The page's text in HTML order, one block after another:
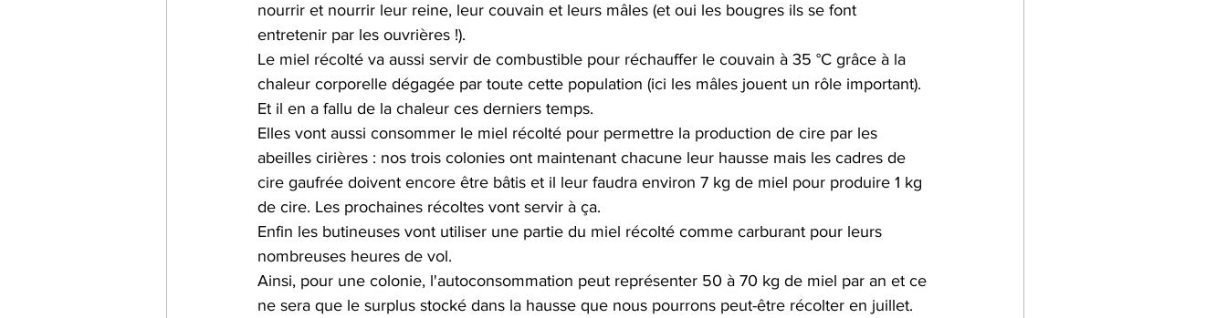
nourrir et nourrir leur reine, leur couvain et leurs mâles (et oui les bougres ils se font
entretenir par les ouvrières !).
Le miel récolté va aussi servir de combustible pour réchauffer le couvain à 35 °C grâce à la
chaleur corporelle dégagée par toute cette population (ici les mâles jouent un rôle important).
Et il en a fallu de la chaleur ces derniers temps.
Elles vont aussi consommer le miel récolté pour permettre la production de cire par les
abeilles cirières : nos trois colonies ont maintenant chacune leur hausse mais les cadres de
cire gaufrée doivent encore être bâtis et il leur faudra environ 7 kg de miel pour produire 1 kg
de cire. Les prochaines récoltes vont servir à ça.
Enfin les butineuses vont utiliser une partie du miel récolté comme carburant pour leurs
nombreuses heures de vol.
Ainsi, pour une colonie, l'autoconsommation peut représenter 50 à 70 kg de miel par an et ce
ne sera que le surplus stocké dans la hausse que nous pourrons peut-être récolter en juillet.